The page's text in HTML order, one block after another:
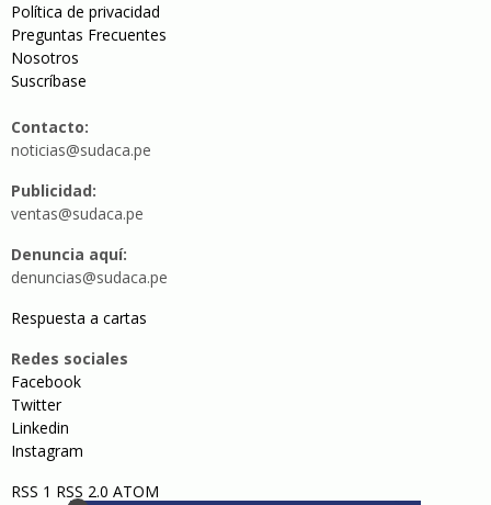
Política de privacidad
Preguntas Frecuentes
Nosotros
Suscríbase
Contacto:
noticias@sudaca.pe
Publicidad:
ventas@sudaca.pe
Denuncia aquí:
denuncias@sudaca.pe
Respuesta a cartas
Redes sociales
Facebook
Twitter
Linkedin
Instagram
RSS 1 RSS 2.0 ATOM